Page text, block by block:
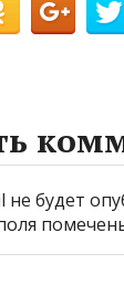
не будет